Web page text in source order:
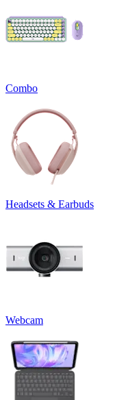
Combo
Headsets & Earbuds
Webcam